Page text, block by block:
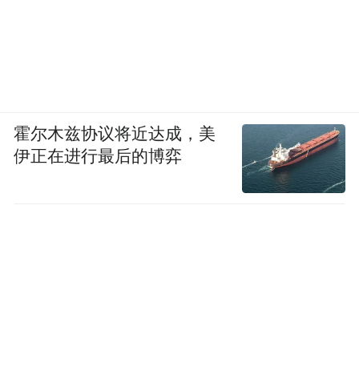
霍尔木兹协议将近达成，美
伊正在进行最后的博弈